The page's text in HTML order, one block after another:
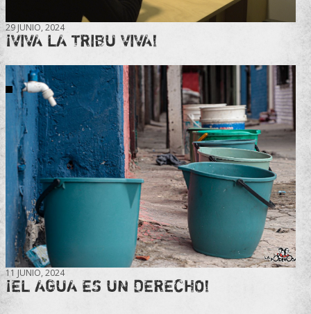
29 JUNIO, 2024
¡VIVA LA TRIBU VIVA!
11 JUNIO, 2024
¡EL AGUA ES UN DERECHO!